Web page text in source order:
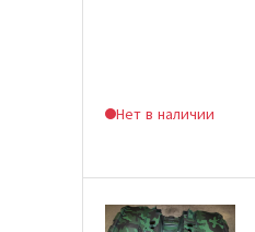
Нет в наличии